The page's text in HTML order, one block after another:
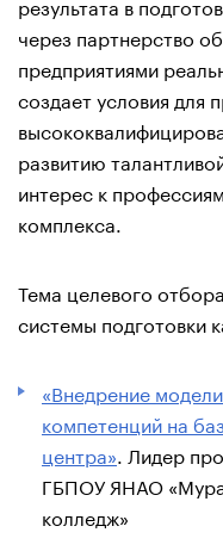
через партнерство
предприятиями
создает условия для
развитию
интерес к
комплекса.
Тема целевого
системы подготовки
«Внедрение
компетенций на
центра» . Лидер
ГБПОУ ЯНАО
колледж»